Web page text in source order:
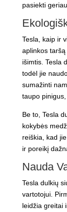
pasiekti
Tesla, kaip ir
aplinkos
išimtis. Tesla
todėl jie
sumažinti
taupo
Be to, Tesla
kokybės
reiškia, kad
ir poreikį
Nauda
Tesla dulkių
vartotojui.
leidžia greitai